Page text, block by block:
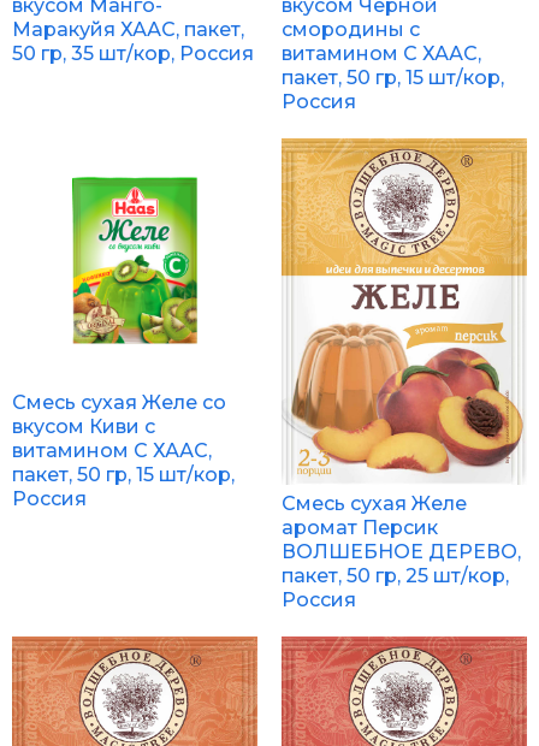
вкусом Манго-
Маракуйя ХААС, пакет,
50 гр, 35 шт/кор, Россия
вкусом Черной
смородины с
витамином С ХААС,
пакет, 50 гр, 15 шт/кор,
Россия
Смесь сухая Желе со
вкусом Киви с
витамином C ХААС,
пакет, 50 гр, 15 шт/кор,
Россия
Смесь сухая Желе
аромат Персик
ВОЛШЕБНОЕ ДЕРЕВО,
пакет, 50 гр, 25 шт/кор,
Россия